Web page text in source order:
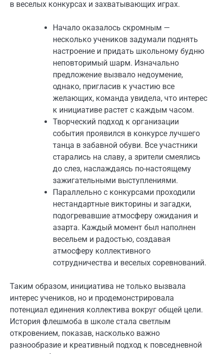
в веселых конкурсах и захватывающих играх.
Начало оказалось скромным —
несколько учеников задумали поднять
настроение и придать школьному будню
неповторимый шарм. Изначально
предложение вызвало недоумение,
однако, пригласив к участию все
желающих, команда увидела, что интерес
к инициативе растет с каждым часом.
Творческий подход к организации
события проявился в конкурсе лучшего
танца в забавной обуви. Все участники
старались на славу, а зрители смеялись
до слез, наслаждаясь по-настоящему
зажигательными выступлениями.
Параллельно с конкурсами проходили
нестандартные викторины и загадки,
подогревавшие атмосферу ожидания и
азарта. Каждый момент был наполнен
весельем и радостью, создавая
атмосферу коллективного
сотрудничества и веселых соревнований.
Таким образом, инициатива не только вызвала
интерес учеников, но и продемонстрировала
потенциал единения коллектива вокруг общей цели.
История флешмоба в школе стала светлым
откровением, показав, насколько важно
разнообразие и креативный подход к повседневной